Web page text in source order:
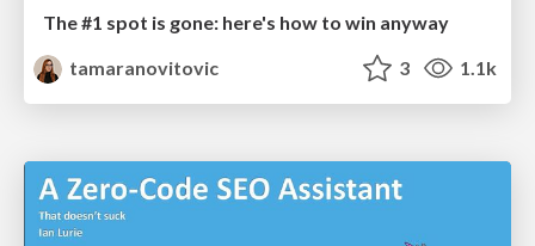
The #1 spot is gone: here's how to win anyway
tamaranovitovic
3 1.1k